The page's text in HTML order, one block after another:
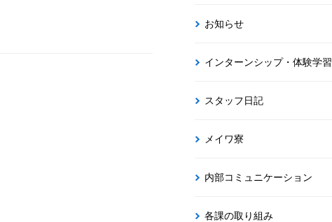
お知らせ
インターンシップ・体験学習
スタッフ日記
メイワ寮
内部コミュニケーション
各課の取り組み